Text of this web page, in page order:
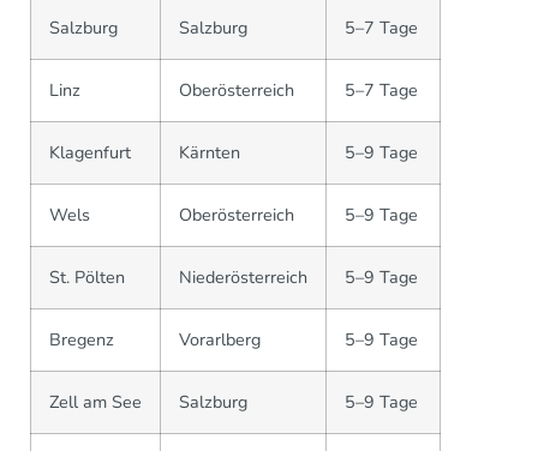
Salzburg Salzburg 5–7 Tage
Linz Oberösterreich 5–7 Tage
Klagenfurt Kärnten 5–9 Tage
Wels Oberösterreich 5–9 Tage
St. Pölten Niederösterreich 5–9 Tage
Bregenz Vorarlberg 5–9 Tage
Zell am See Salzburg 5–9 Tage